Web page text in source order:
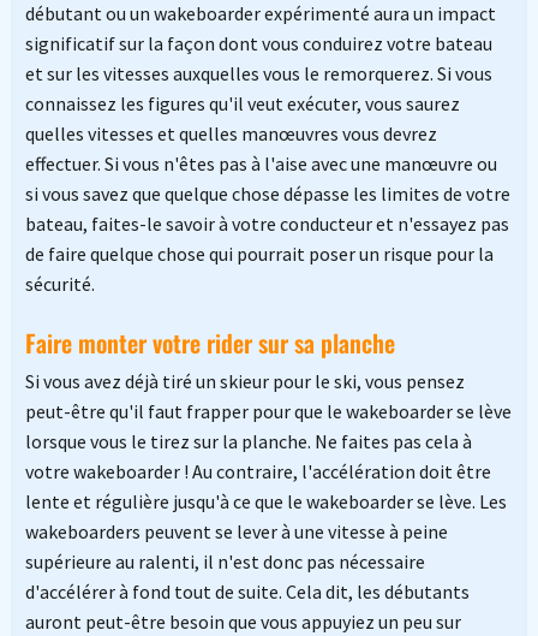
débutant ou un wakeboarder expérimenté aura un impact
significatif sur la façon dont vous conduirez votre bateau
et sur les vitesses auxquelles vous le remorquerez. Si vous
connaissez les figures qu'il veut exécuter, vous saurez
quelles vitesses et quelles manœuvres vous devrez
effectuer. Si vous n'êtes pas à l'aise avec une manœuvre ou
si vous savez que quelque chose dépasse les limites de votre
bateau, faites-le savoir à votre conducteur et n'essayez pas
de faire quelque chose qui pourrait poser un risque pour la
sécurité.
Faire monter votre rider sur sa planche
Si vous avez déjà tiré un skieur pour le ski, vous pensez
peut-être qu'il faut frapper pour que le wakeboarder se lève
lorsque vous le tirez sur la planche. Ne faites pas cela à
votre wakeboarder ! Au contraire, l'accélération doit être
lente et régulière jusqu'à ce que le wakeboarder se lève. Les
wakeboarders peuvent se lever à une vitesse à peine
supérieure au ralenti, il n'est donc pas nécessaire
d'accélérer à fond tout de suite. Cela dit, les débutants
auront peut-être besoin que vous appuyiez un peu sur